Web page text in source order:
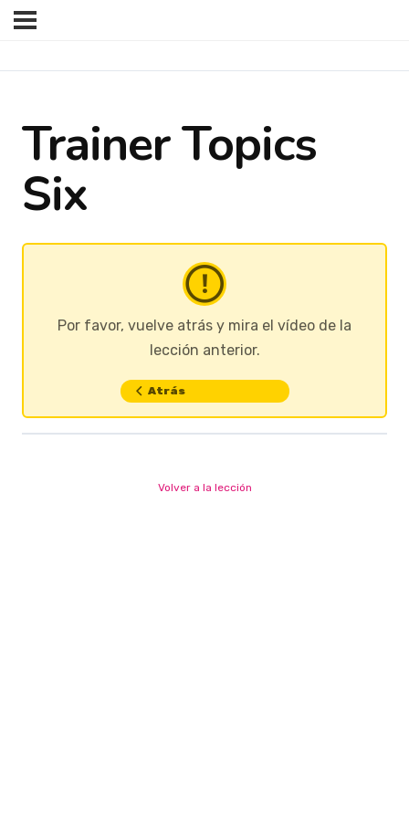
Trainer Topics
Six
Por favor, vuelve atrás y mira el vídeo de la
lección anterior.
Atrás
Volver a la lección